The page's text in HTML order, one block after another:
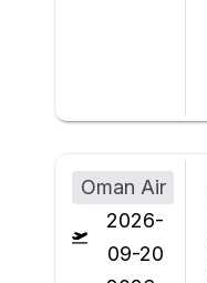
Oman Air
2026-
09-20